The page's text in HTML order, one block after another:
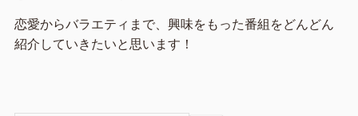
恋愛からバラエティまで、興味をもった番組をどんどん
紹介していきたいと思います！